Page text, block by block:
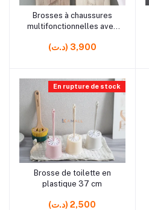
rrrrrr13
Ajouter au panier
Brosses à chaussures
multifonctionnelles avec
(د.ت) 3,900
rrrrrr0 rrrrrr0
En rupture de stock
Ajouter au panier
Brosse de toilette en
plastique 37 cm
(د.ت) 2,500